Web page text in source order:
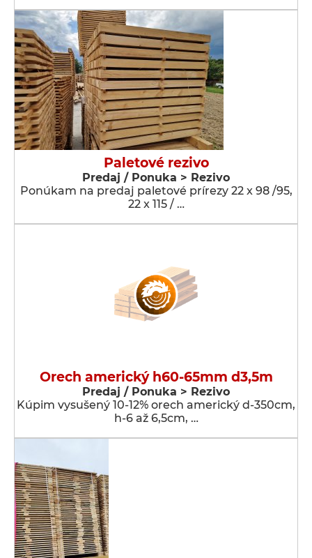
Paletové rezivo
Predaj / Ponuka > Rezivo
Ponúkam na predaj paletové prírezy 22 x 98 /95,
22 x 115 / …
Orech americký h60-65mm d3,5m
Predaj / Ponuka > Rezivo
Kúpim vysušený 10-12% orech americký d-350cm,
h-6 až 6,5cm, …